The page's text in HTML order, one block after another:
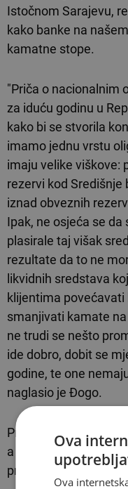
Istočnom Sarajevu,
kako banke na
kamatne stope.
"Priča o nacionalnim
za iduću godinu u
kako bi se stvorila
imamo jednu vrstu
imaju velike viškove:
rezervi kod Središnje
iznad obveznih
Ipak, ne osjeća se
plasirale taj višak
rezultate da to ne
likvidnih sredstava
klijentima
smanjivati kamate
ne trudi se nešto
ide dobro, dobit se
godine, te one
naglasio je Đogo.
Prema njegovim
a i FBiH pokušale su
promijenila.
Ova
Ova